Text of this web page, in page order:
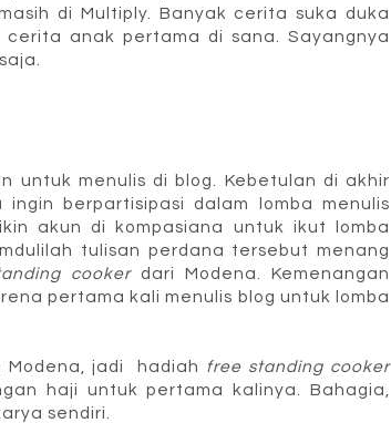
di Multiply. Banyak cerita suka duka
anak pertama di sana. Sayangnya
untuk menulis di blog. Kebetulan di akhir
berpartisipasi dalam lomba menulis
akun di kompasiana untuk ikut lomba
tulisan perdana tersebut menang
cooker dari Modena. Kemenangan
pertama kali menulis blog untuk lomba
Modena, jadi hadiah free standing cooker
haji untuk pertama kalinya. Bahagia,
sendiri.